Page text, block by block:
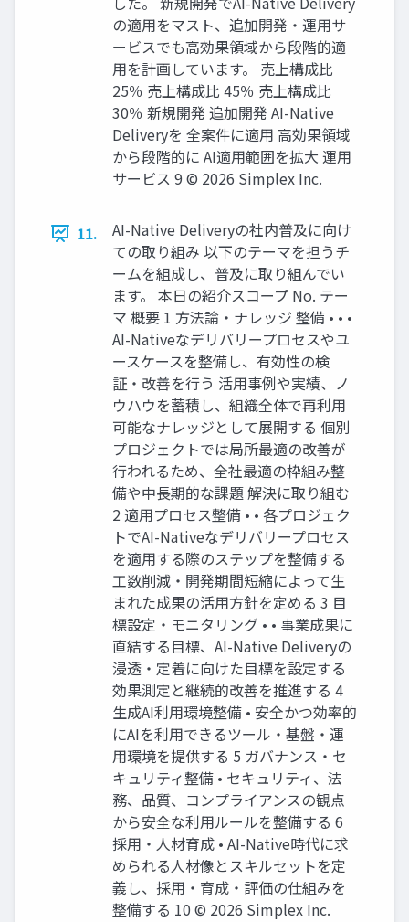
の適用をマスト、追加開発・運用サ
ービスでも高効果領域から段階的適
用を計画しています。 売上構成比
25％ 売上構成比 45％ 売上構成比
30％ 新規開発 追加開発 AI-Native
Deliveryを 全案件に適用 高効果領域
から段階的に AI適用範囲を拡大 運用
サービス 9 © 2026 Simplex Inc.
11.
AI-Native Deliveryの社内普及に向け
ての取り組み 以下のテーマを担うチ
ームを組成し、普及に取り組んでい
ます。 本日の紹介スコープ No. テー
マ 概要 1 方法論・ナレッジ 整備 • • •
AI-Nativeなデリバリープロセスやユ
ースケースを整備し、有効性の検
証・改善を行う 活用事例や実績、ノ
ウハウを蓄積し、組織全体で再利用
可能なナレッジとして展開する 個別
プロジェクトでは局所最適の改善が
行われるため、全社最適の枠組み整
備や中長期的な課題 解決に取り組む
2 適用プロセス整備 • • 各プロジェク
トでAI-Nativeなデリバリープロセス
を適用する際のステップを整備する
工数削減・開発期間短縮によって生
まれた成果の活用方針を定める 3 目
標設定・モニタリング • • 事業成果に
直結する目標、AI-Native Deliveryの
浸透・定着に向けた目標を設定する
効果測定と継続的改善を推進する 4
生成AI利用環境整備 • 安全かつ効率的
にAIを利用できるツール・基盤・運
用環境を提供する 5 ガバナンス・セ
キュリティ整備 • セキュリティ、法
務、品質、コンプライアンスの観点
から安全な利用ルールを整備する 6
採用・人材育成 • AI-Native時代に求
められる人材像とスキルセットを定
義し、採用・育成・評価の仕組みを
整備する 10 © 2026 Simplex Inc.